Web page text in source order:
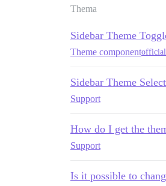
Thema
Sidebar Theme
Theme componentofficial
Sidebar Theme
Support
How do I get the
Support
Is it possible to